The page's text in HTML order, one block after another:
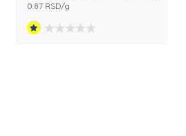
0.87 RSD/g